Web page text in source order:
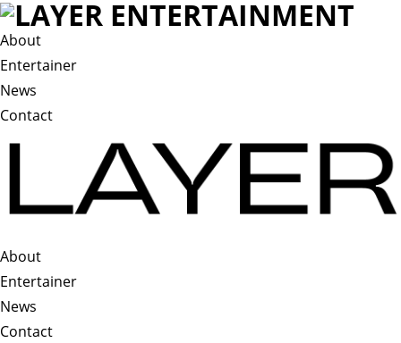
About
Entertainer
News
Contact
About
Entertainer
News
Contact